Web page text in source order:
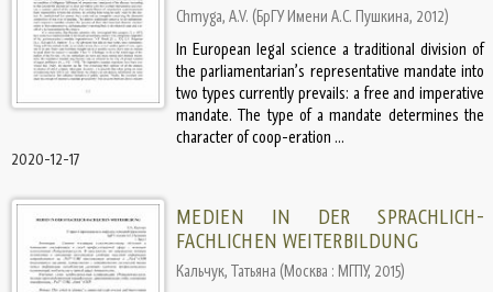
Chmyga, A.V. (БрГУ Имени А.С. Пушкина, 2012)
In European legal science a traditional division of
the parliamentarian’s representative mandate into
two types currently prevails: a free and imperative
mandate. The type of a mandate determines the
character of coop-eration ...
2020-12-17
MEDIEN IN DER SPRACHLICH-
FACHLICHEN WEITERBILDUNG
Кальчук, Татьяна (Москва : МГПУ, 2015)